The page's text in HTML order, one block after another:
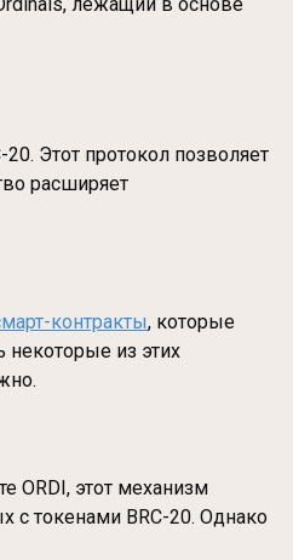
лежащий в основе
20. Этот протокол позволяет
расширяет
контракты, которые
некоторые из этих
ORDI, этот механизм
с токенами BRC-20. Однако